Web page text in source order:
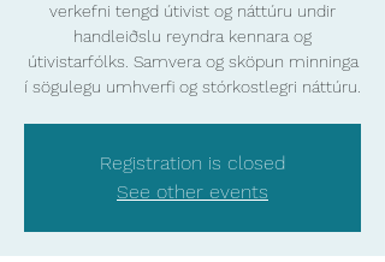
verkefni tengd útivist og náttúru undir
handleiðslu reyndra kennara og
útivistarfólks. Samvera og sköpun minninga
í sögulegu umhverfi og stórkostlegri náttúru.
Registration is closed
See other events